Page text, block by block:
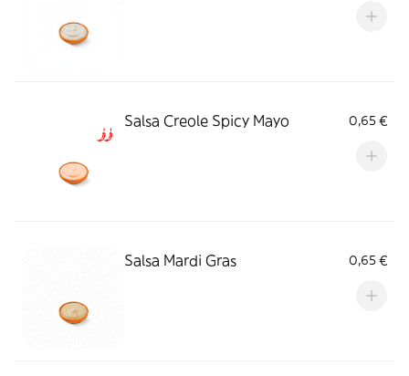
Salsa Creole Spicy Mayo 0,65 €
Salsa Mardi Gras 0,65 €